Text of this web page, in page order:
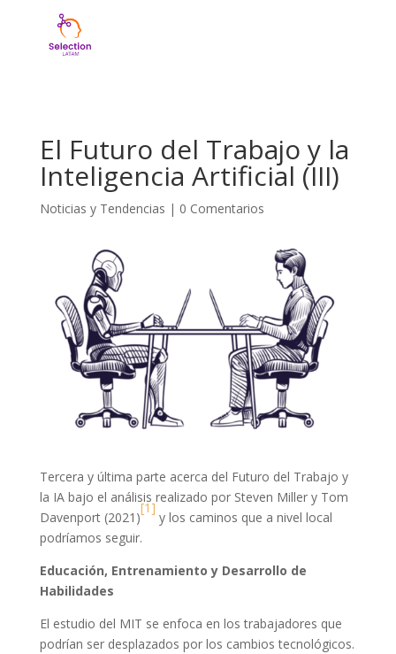
El Futuro del Trabajo y la
Inteligencia Artificial (III)
Noticias y Tendencias | 0 Comentarios
Tercera y última parte acerca del Futuro del Trabajo y
la IA bajo el análisis realizado por Steven Miller y Tom
Davenport (2021)
[1]
y los caminos que a nivel local
podríamos seguir.
Educación, Entrenamiento y Desarrollo de
Habilidades
El estudio del MIT se enfoca en los trabajadores que
podrían ser desplazados por los cambios tecnológicos.